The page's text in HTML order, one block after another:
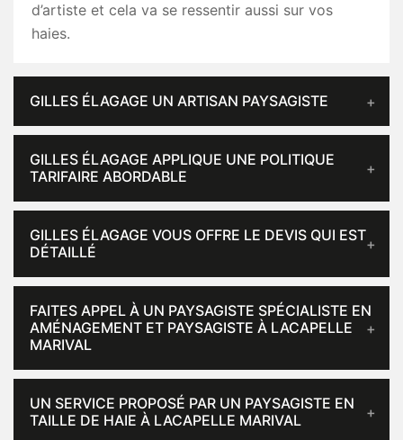
d’artiste et cela va se ressentir aussi sur vos
haies.
GILLES ÉLAGAGE UN ARTISAN PAYSAGISTE
GILLES ÉLAGAGE APPLIQUE UNE POLITIQUE
TARIFAIRE ABORDABLE
GILLES ÉLAGAGE VOUS OFFRE LE DEVIS QUI EST
DÉTAILLÉ
FAITES APPEL À UN PAYSAGISTE SPÉCIALISTE EN
AMÉNAGEMENT ET PAYSAGISTE À LACAPELLE
MARIVAL
UN SERVICE PROPOSÉ PAR UN PAYSAGISTE EN
TAILLE DE HAIE À LACAPELLE MARIVAL